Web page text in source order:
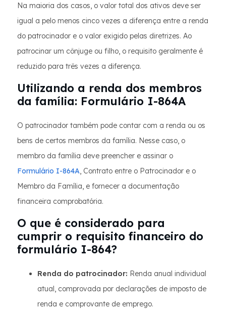
Na maioria dos casos, o valor total dos ativos deve ser
igual a pelo menos cinco vezes a diferença entre a renda
do patrocinador e o valor exigido pelas diretrizes. Ao
patrocinar um cônjuge ou filho, o requisito geralmente é
reduzido para três vezes a diferença.
Utilizando a renda dos membros
da família: Formulário I-864A
O patrocinador também pode contar com a renda ou os
bens de certos membros da família. Nesse caso, o
membro da família deve preencher e assinar o
Formulário I-864A, Contrato entre o Patrocinador e o
Membro da Família, e fornecer a documentação
financeira comprobatória.
O que é considerado para
cumprir o requisito financeiro do
formulário I-864?
Renda do patrocinador: Renda anual individual
atual, comprovada por declarações de imposto de
renda e comprovante de emprego.